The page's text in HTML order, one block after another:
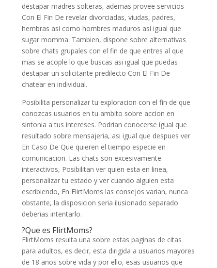
destapar madres solteras, ademas provee servicios
Con El Fin De revelar divorciadas, viudas, padres,
hembras asi­ como hombres maduros asi igual que
sugar momma. Tambien, dispone sobre alternativas
sobre chats grupales con el fin de que entres al que
mas se acople lo que buscas asi igual que puedas
destapar un solicitante predilecto Con El Fin De
chatear en individual.
Posibilita personalizar tu exploracion con el fin de que
conozcas usuarios en tu ambito sobre accion en
sintonia a tus intereses. Podri­an conocerse igual que
resultado sobre mensajeria, asi igual que despues ver
En Caso De Que quieren el tiempo especie en
comunicacion. Las chats son excesivamente
interactivos, Posibilitan ver quien esta en linea,
personalizar tu estado y ver cuando alguien esta
escribiendo, En FlirtMoms las consejos varian, nunca
obstante, la disposicion seri­a ilusionado separado
deberias intentarlo.
?Que es FlirtMoms?
FlirtMoms resulta una sobre estas paginas de citas
para adultos, es decir, esta dirigida a usuarios mayores
de 18 anos sobre vida y por ello, esas usuarios que